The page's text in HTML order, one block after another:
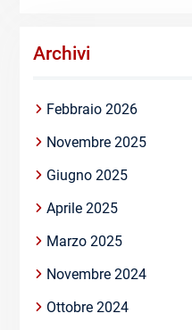
Archivi
Febbraio 2026
Novembre 2025
Giugno 2025
Aprile 2025
Marzo 2025
Novembre 2024
Ottobre 2024